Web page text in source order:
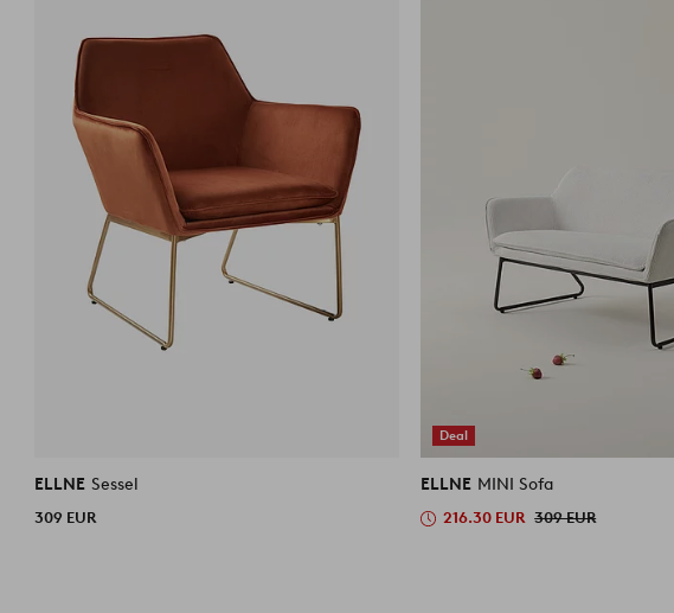
ELLNE Sessel
309 EUR
Deal
ELLNE MINI Sofa
216.30 EUR 309 EUR